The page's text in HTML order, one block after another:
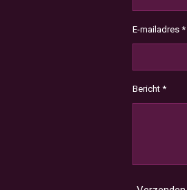
E-mailadres *
Bericht *